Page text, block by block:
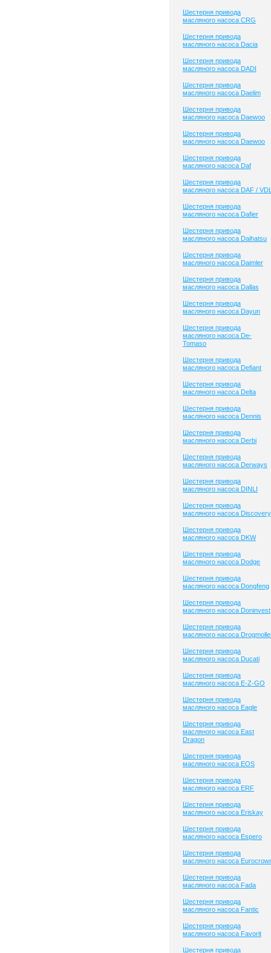
Шестерня привода
масляного насоса CRG
Шестерня привода
масляного насоса Dacia
Шестерня привода
масляного насоса DADI
Шестерня привода
масляного насоса Daelim
Шестерня привода
масляного насоса Daewoo
Шестерня привода
масляного насоса Daewoo
Шестерня привода
масляного насоса Daf
Шестерня привода
масляного насоса DAF /
Шестерня привода
масляного насоса Dafier
Шестерня привода
масляного насоса Daihatsu
Шестерня привода
масляного насоса Daimler
Шестерня привода
масляного насоса Dallas
Шестерня привода
масляного насоса Dayun
Шестерня привода
масляного насоса De-
Tomaso
Шестерня привода
масляного насоса Defiant
Шестерня привода
масляного насоса Delta
Шестерня привода
масляного насоса Dennis
Шестерня привода
масляного насоса Derbi
Шестерня привода
масляного насоса Derways
Шестерня привода
масляного насоса DINLI
Шестерня привода
масляного насоса Discovery
Шестерня привода
масляного насоса DKW
Шестерня привода
масляного насоса Dodge
Шестерня привода
масляного насоса Dongfeng
Шестерня привода
масляного насоса Doninvest
Шестерня привода
масляного насоса
Шестерня привода
масляного насоса Ducati
Шестерня привода
масляного насоса E-Z-GO
Шестерня привода
масляного насоса Eagle
Шестерня привода
масляного насоса East
Dragon
Шестерня привода
масляного насоса EOS
Шестерня привода
масляного насоса ERF
Шестерня привода
масляного насоса Eriskay
Шестерня привода
масляного насоса Espero
Шестерня привода
масляного насоса
Шестерня привода
масляного насоса Fada
Шестерня привода
масляного насоса Fantic
Шестерня привода
масляного насоса Favorit
Шестерня привода